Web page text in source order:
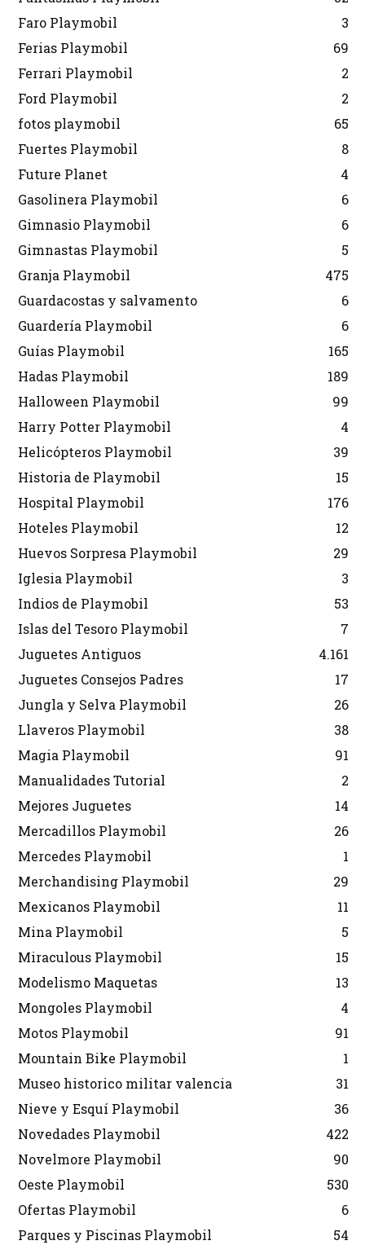
Faro Playmobil
3
Ferias Playmobil
69
Ferrari Playmobil
2
Ford Playmobil
2
fotos playmobil
65
Fuertes Playmobil
8
Future Planet
4
Gasolinera Playmobil
6
Gimnasio Playmobil
6
Gimnastas Playmobil
5
Granja Playmobil
475
Guardacostas y salvamento
6
Guardería Playmobil
6
Guías Playmobil
165
Hadas Playmobil
189
Halloween Playmobil
99
Harry Potter Playmobil
4
Helicópteros Playmobil
39
Historia de Playmobil
15
Hospital Playmobil
176
Hoteles Playmobil
12
Huevos Sorpresa Playmobil
29
Iglesia Playmobil
3
Indios de Playmobil
53
Islas del Tesoro Playmobil
7
Juguetes Antiguos
4.161
Juguetes Consejos Padres
17
Jungla y Selva Playmobil
26
Llaveros Playmobil
38
Magia Playmobil
91
Manualidades Tutorial
2
Mejores Juguetes
14
Mercadillos Playmobil
26
Mercedes Playmobil
1
Merchandising Playmobil
29
Mexicanos Playmobil
11
Mina Playmobil
5
Miraculous Playmobil
15
Modelismo Maquetas
13
Mongoles Playmobil
4
Motos Playmobil
91
Mountain Bike Playmobil
1
Museo historico militar valencia
31
Nieve y Esquí Playmobil
36
Novedades Playmobil
422
Novelmore Playmobil
90
Oeste Playmobil
530
Ofertas Playmobil
6
Parques y Piscinas Playmobil
54